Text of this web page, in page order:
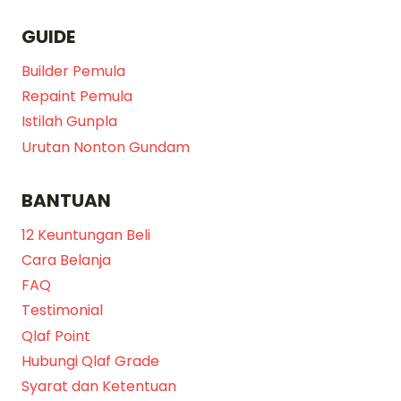
GUIDE
Builder Pemula
Repaint Pemula
Istilah Gunpla
Urutan Nonton Gundam
BANTUAN
12 Keuntungan Beli
Cara Belanja
FAQ
Testimonial
Qlaf Point
Hubungi Qlaf Grade
Syarat dan Ketentuan